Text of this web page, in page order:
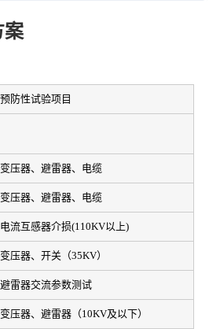
案
预防性试验项目
变压器、避雷器、电缆
变压器、避雷器、电缆
电流互感器介损(110KV以上)
变压器、开关（35KV）
避雷器交流参数测试
变压器、避雷器（10KV及以下）